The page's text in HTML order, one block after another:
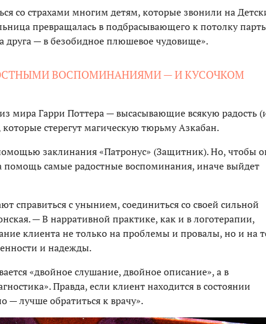
со страхами многим детям, которые звонили на
превращалась в подбрасывающего к потолку
друга — в безобидное плюшевое чудовище».
ВОСПОМИНАНИЯМИ — И КУСОЧКОМ
мира Гарри Поттера — высасывающие всякую радость
стерегут магическую тюрьму Азкабан.
заклинания «Патронус» (Защитник). Но, чтобы
помощь самые радостные воспоминания, иначе выйдет
справиться с унынием, соединиться со своей сильной
— В нарративной практике, как и в логотерапии,
клиента не только на проблемы и провалы, но и на
и надежды.
«двойное слушание, двойное описание», а в
Правда, если клиент находится в состоянии
— лучше обратиться к врачу».